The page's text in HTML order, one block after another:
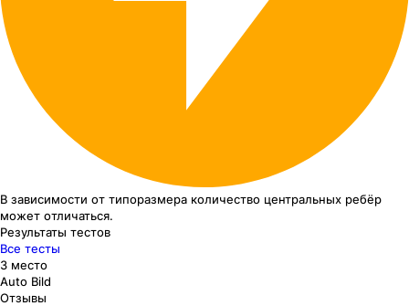
В зависимости от типоразмера количество центральных ребёр
может отличаться.
Результаты тестов
Все тесты
3 место
Auto Bild
Отзывы